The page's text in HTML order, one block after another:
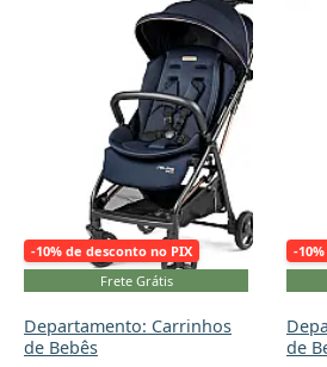
-10% de desconto no PIX
Frete Grátis
Departamento: Carrinhos
de Bebês
-
de